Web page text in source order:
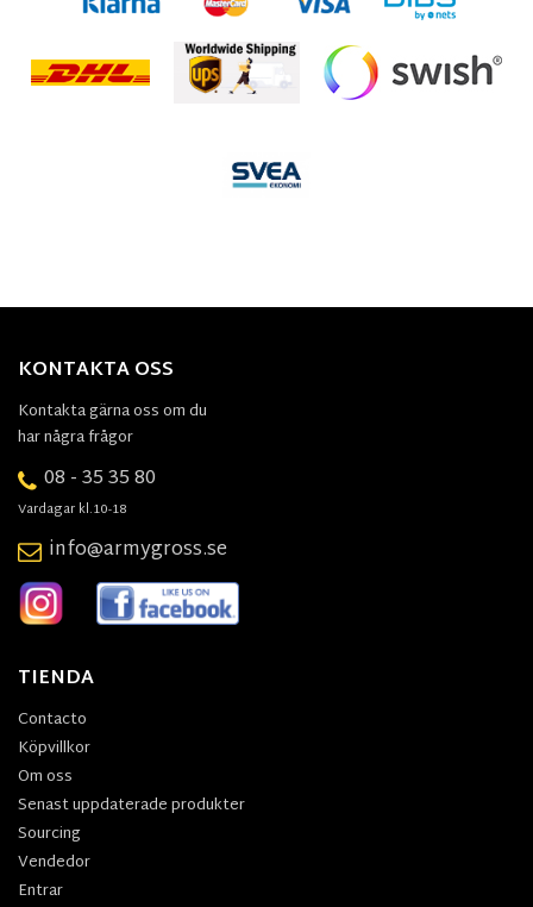
KONTAKTA OSS
Kontakta gärna oss om du
har några frågor
08 - 35 35 80
Vardagar kl.10-18
info@armygross.se
TIENDA
Contacto
Köpvillkor
Om oss
Senast uppdaterade produkter
Sourcing
Vendedor
Entrar